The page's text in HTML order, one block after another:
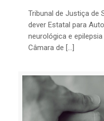
Tribunal de Justiça de
dever Estatal para
neurológica e
Câmara de […]